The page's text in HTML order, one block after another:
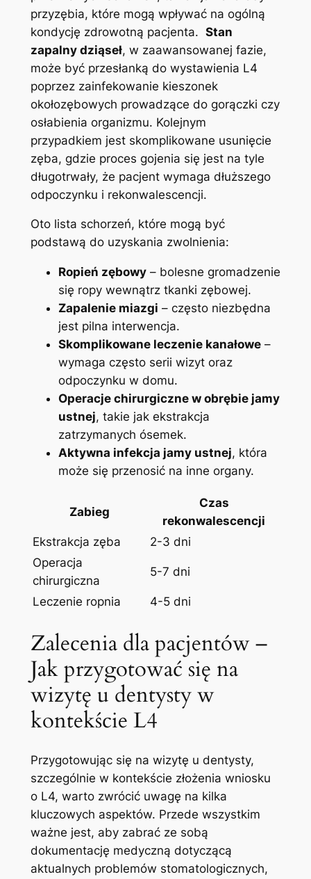
przyzębia, które mogą​ wpływać na ogólną⁤
kondycję zdrowotną pacjenta. ⁤ Stan
zapalny dziąseł, w zaawansowanej fazie,
⁢może być przesłanką do wystawienia L4
poprzez ⁤zainfekowanie kieszonek⁤
okołozębowych prowadzące do​ gorączki czy
osłabienia organizmu. Kolejnym
przypadkiem ⁤jest skomplikowane usunięcie
zęba,​ gdzie proces gojenia się jest na ⁤tyle
długotrwały, że⁤ pacjent wymaga dłuższego
odpoczynku i rekonwalescencji.
Oto lista schorzeń, które ‍mogą być
podstawą⁣ do uzyskania‍ zwolnienia:
Ropień zębowy– bolesne gromadzenie
​się ropy wewnątrz tkanki zębowej.
Zapalenie miazgi – często niezbędna
jest pilna interwencja.
Skomplikowane leczenie‍ kanałowe​–
wymaga ‌często ⁣serii⁤ wizyt oraz⁢
odpoczynku w domu.
Operacje chirurgiczne w‍ obrębie⁢ jamy
⁤ustnej, takie⁣ jak ekstrakcja
⁤zatrzymanych ósemek.
Aktywna ‌infekcja jamy ustnej, która
może ⁤się przenosić ​na inne organy.
Zabieg
Czas
rekonwalescencji
Ekstrakcja zęba
2-3 dni
Operacja
chirurgiczna
5-7 dni
Leczenie ropnia 4-5 dni
Zalecenia dla pacjentów –
Jak przygotować się na
wizytę u dentysty ‌w
kontekście L4
Przygotowując się ⁤na wizytę u dentysty,
szczególnie w kontekście złożenia ⁢wniosku
o​ L4, warto zwrócić uwagę na⁢ kilka
kluczowych aspektów. ⁣Przede ‌wszystkim ​
ważne jest, ​aby⁣ zabrać ‌ze sobą
dokumentację medyczną dotyczącą
aktualnych problemów stomatologicznych,